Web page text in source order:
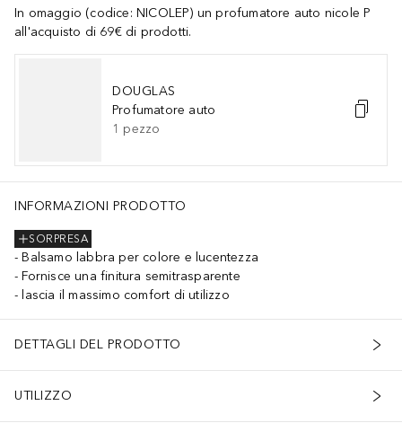
In omaggio (codice: NICOLEP) un profumatore auto nicole P
all'acquisto di 69€ di prodotti.
DOUGLAS
Profumatore auto
1 pezzo
INFORMAZIONI PRODOTTO
SORPRESA
Balsamo labbra per colore e lucentezza
Fornisce una finitura semitrasparente
lascia il massimo comfort di utilizzo
DETTAGLI DEL PRODOTTO
UTILIZZO